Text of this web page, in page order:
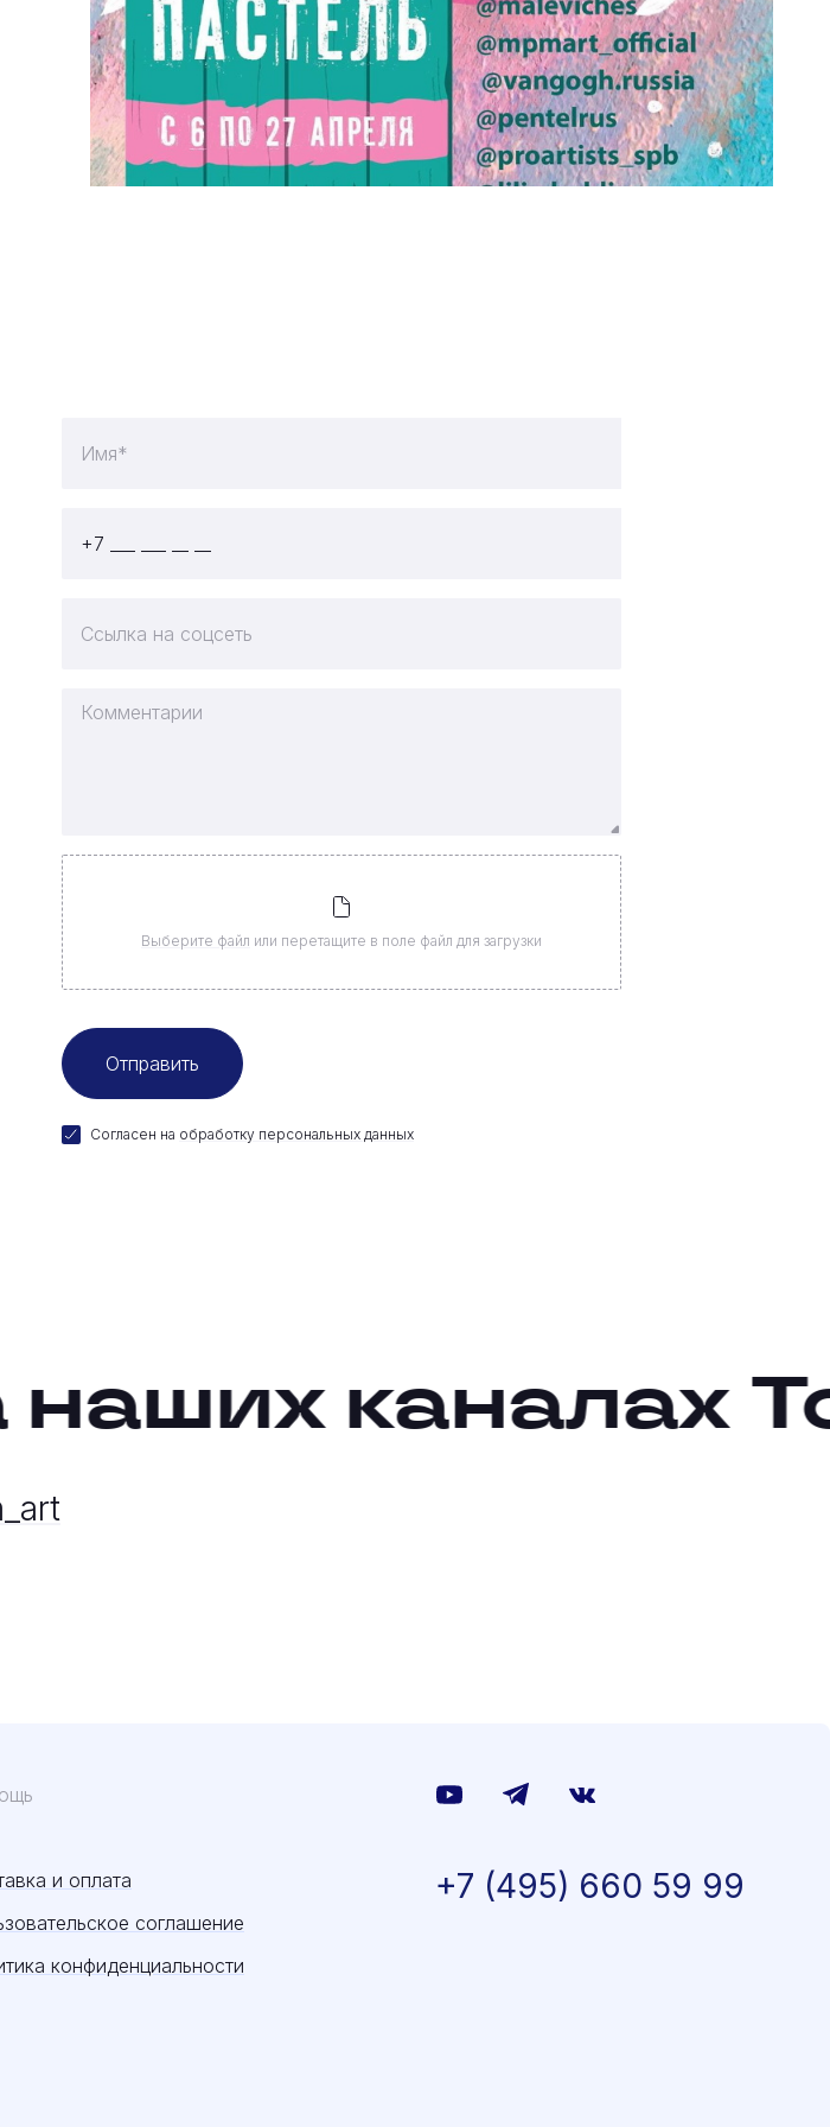
Выберите файл или перетащите в поле файл для загрузки
Согласен на обработку персональных данных
каналах
и оплата
соглашение
конфиденциальности
+7 (495) 660 59 99